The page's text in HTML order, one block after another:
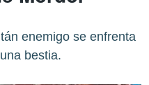
enemigo se enfrenta
bestia.